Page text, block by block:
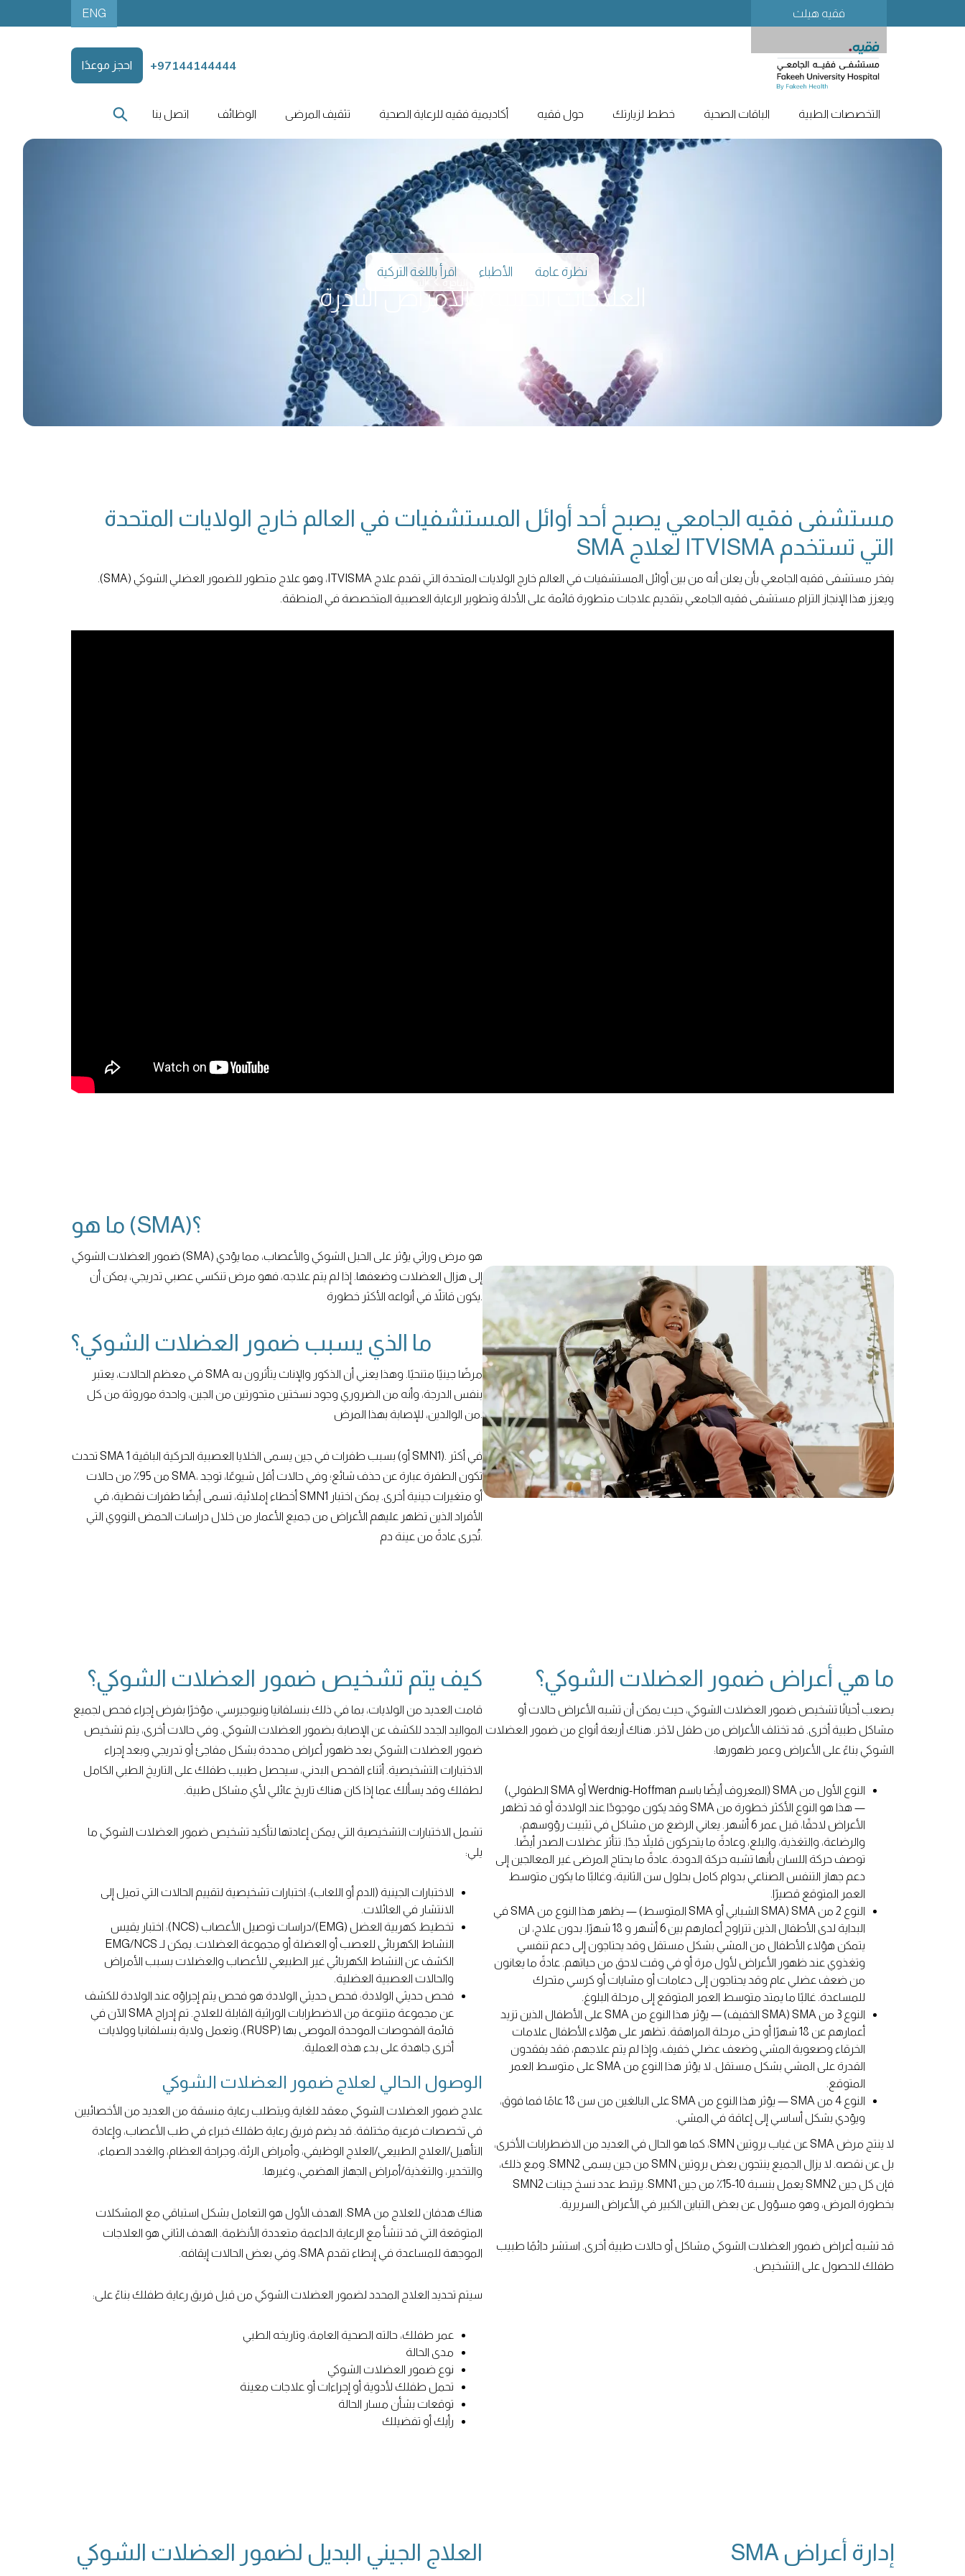
فقيه هيلث ENG
+97144144444 احجز موعدًا
التخصصات الطبية الباقات الصحية خطط لزيارتك حول فقيه أكاديمية فقيه للرعاية الصحية تثقيف المرضى الوظائف اتصل بنا
نظرة عامة الأطباء اقرأ باللغة التركية
العلاجات الجينية والأمراض النادرة
التخصصات العلاجات الجينية والأمراض النادرة
مستشفى فقيه الجامعي يصبح أحد أوائل المستشفيات في العالم خارج الولايات المتحدة
التي تستخدم ITVISMA لعلاج SMA
يفخر مستشفى فقيه الجامعي بأن يعلن أنه من بين أوائل المستشفيات في العالم خارج الولايات المتحدة التي تقدم علاج ITVISMA، وهو علاج متطور للضمور العضلي الشوكي (SMA).
ويعزز هذا الإنجاز التزام مستشفى فقيه الجامعي بتقديم علاجات متطورة قائمة على الأدلة وتطوير الرعاية العصبية المتخصصة في المنطقة.
ما هو (SMA)؟
ضمور العضلات الشوكي (SMA) هو مرض وراثي يؤثر على الحبل الشوكي والأعصاب، مما يؤدي
إلى هزال العضلات وضعفها. إذا لم يتم علاجه، فهو مرض تنكسي عصبي تدريجي، يمكن أن
ما الذي يسبب ضمور العضلات الشوكي؟
في معظم الحالات، يعتبر SMA مرضًا جينيًا متنحيًا. وهذا يعني أن الذكور والإناث يتأثرون به
بنفس الدرجة، وأنه من الضروري وجود نسختين متحورتين من الجين، واحدة موروثة من كل
تحدث SMA بسبب طفرات في جين يسمى الخلايا العصبية الحركية الباقية 1 (أو SMN1). في أكثر
من 95٪ من حالات SMA، تكون الطفرة عبارة عن حذف شائع؛ وفي حالات أقل شيوعًا، توجد
أخطاء إملائية، تسمى أيضًا طفرات نقطية، في SMN1 أو متغيرات جينية أخرى. يمكن اختبار
الأفراد الذين تظهر عليهم الأعراض من جميع الأعمار من خلال دراسات الحمض النووي التي
ما هي أعراض ضمور العضلات الشوكي؟
يصعب أحيانًا تشخيص ضمور العضلات الشوكي، حيث يمكن أن تشبه الأعراض حالات أو
مشاكل طبية أخرى. قد تختلف الأعراض من طفل لآخر. هناك أربعة أنواع من ضمور العضلات
الشوكي بناءً على الأعراض وعمر ظهورها:
النوع الأول من SMA (المعروف أيضًا باسم Werdnig-Hoffman أو SMA الطفولي)
— هذا هو النوع الأكثر خطورة من SMA وقد يكون موجودًا عند الولادة أو قد تظهر
الأعراض لاحقًا، قبل عمر 6 أشهر. يعاني الرضع من مشاكل في تثبيت رؤوسهم،
والرضاعة، والتغذية، والبلع، وعادةً ما يتحركون قليلاً جدًا. تتأثر عضلات الصدر أيضًا.
توصف حركة اللسان بأنها تشبه حركة الدودة. عادةً ما يحتاج المرضى غير المعالجين إلى
دعم جهاز التنفس الصناعي بدوام كامل بحلول سن الثانية، وغالبًا ما يكون متوسط
العمر المتوقع قصيرًا.
النوع 2 من SMA (SMA الشبابي أو SMA المتوسط) — يظهر هذا النوع من SMA في
البداية لدى الأطفال الذين تتراوح أعمارهم بين 6 أشهر و 18 شهرًا. بدون علاج، لن
يتمكن هؤلاء الأطفال من المشي بشكل مستقل وقد يحتاجون إلى دعم تنفسي
وتغذوي عند ظهور الأعراض لأول مرة أو في وقت لاحق من حياتهم. عادةً ما يعانون
من ضعف عضلي عام وقد يحتاجون إلى دعامات أو مشايات أو كرسي متحرك
للمساعدة. غالبًا ما يمتد متوسط العمر المتوقع إلى مرحلة البلوغ.
النوع 3 من SMA (SMA الخفيف) — يؤثر هذا النوع من SMA على الأطفال الذين تزيد
أعمارهم عن 18 شهرًا أو حتى مرحلة المراهقة. تظهر على هؤلاء الأطفال علامات
الخرقاء وصعوبة المشي وضعف عضلي خفيف، وإذا لم يتم علاجهم، فقد يفقدون
القدرة على المشي بشكل مستقل. لا يؤثر هذا النوع من SMA على متوسط العمر
المتوقع.
النوع 4 من SMA — يؤثر هذا النوع من SMA على البالغين من سن 18 عامًا فما فوق،
ويؤدي بشكل أساسي إلى إعاقة في المشي.
لا ينتج مرض SMA عن غياب بروتين SMN، كما هو الحال في العديد من الاضطرابات الأخرى،
بل عن نقصه. لا يزال الجميع ينتجون بعض بروتين SMN من جين يسمى SMN2. ومع ذلك،
فإن كل جين SMN2 يعمل بنسبة 10-15٪ من جين SMN1. يرتبط عدد نسخ جينات SMN2
بخطورة المرض، وهو مسؤول عن بعض التباين الكبير في الأعراض السريرية.
قد تشبه أعراض ضمور العضلات الشوكي مشاكل أو حالات طبية أخرى. استشر دائمًا طبيب
طفلك للحصول على التشخيص.
كيف يتم تشخيص ضمور العضلات الشوكي؟
قامت العديد من الولايات، بما في ذلك بنسلفانيا ونيوجيرسي، مؤخرًا بفرض إجراء فحص لجميع
المواليد الجدد للكشف عن الإصابة بضمور العضلات الشوكي. وفي حالات أخرى، يتم تشخيص
ضمور العضلات الشوكي بعد ظهور أعراض محددة بشكل مفاجئ أو تدريجي وبعد إجراء
الاختبارات التشخيصية. أثناء الفحص البدني، سيحصل طبيب طفلك على التاريخ الطبي الكامل
لطفلك وقد يسألك عما إذا كان هناك تاريخ عائلي لأي مشاكل طبية.
تشمل الاختبارات التشخيصية التي يمكن إعادتها لتأكيد تشخيص ضمور العضلات الشوكي ما
يلي:
الاختبارات الجينية (الدم أو اللعاب): اختبارات تشخيصية لتقييم الحالات التي تميل إلى
الانتشار في العائلات.
تخطيط كهربية العضل (EMG)/دراسات توصيل الأعصاب (NCS): اختبار يقيس
النشاط الكهربائي للعصب أو العضلة أو مجموعة العضلات. يمكن لـ EMG/NCS
الكشف عن النشاط الكهربائي غير الطبيعي للأعصاب والعضلات بسبب الأمراض
والحالات العصبية العضلية.
فحص حديثي الولادة: فحص حديثي الولادة هو فحص يتم إجراؤه عند الولادة للكشف
عن مجموعة متنوعة من الاضطرابات الوراثية القابلة للعلاج. تم إدراج SMA الآن في
قائمة الفحوصات الموحدة الموصى بها (RUSP)، وتعمل ولاية بنسلفانيا وولايات
أخرى جاهدة على بدء هذه العملية.
الوصول الحالي لعلاج ضمور العضلات الشوكي
علاج ضمور العضلات الشوكي معقد للغاية ويتطلب رعاية منسقة من العديد من الأخصائيين
في تخصصات فرعية مختلفة. قد يضم فريق رعاية طفلك خبراء في طب الأعصاب، وإعادة
التأهيل/العلاج الطبيعي/العلاج الوظيفي، وأمراض الرئة، وجراحة العظام، والغدد الصماء،
والتخدير، والتغذية/أمراض الجهاز الهضمي، وغيرها.
هناك هدفان للعلاج من SMA. الهدف الأول هو التعامل بشكل استباقي مع المشكلات
المتوقعة التي قد تنشأ مع الرعاية الداعمة متعددة الأنظمة. الهدف الثاني هو العلاجات
الموجهة للمساعدة في إبطاء تقدم SMA، وفي بعض الحالات إيقافه.
سيتم تحديد العلاج المحدد لضمور العضلات الشوكي من قبل فريق رعاية طفلك بناءً على:
عمر طفلك، حالته الصحية العامة، وتاريخه الطبي
مدى الحالة
نوع ضمور العضلات الشوكي
تحمل طفلك لأدوية أو إجراءات أو علاجات معينة
توقعات بشأن مسار الحالة
رأيك أو تفضيلك
إدارة أعراض SMA العلاج الجيني البديل لضمور العضلات الشوكي